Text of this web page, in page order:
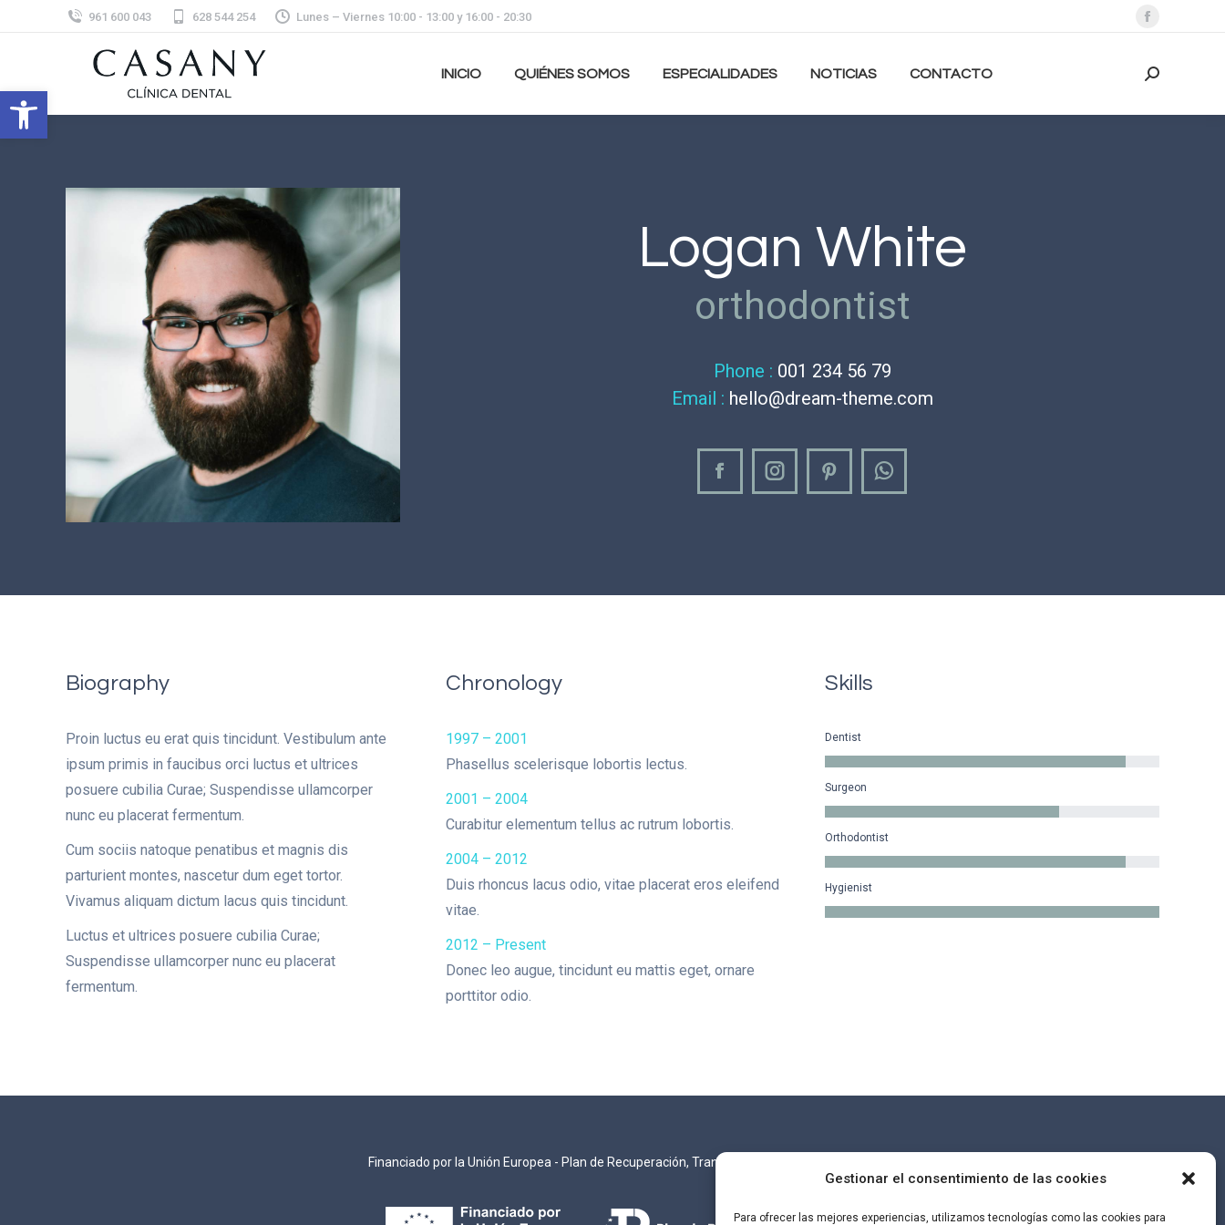
Abrir barra de herramientas
Gestionar el consentimiento de las cookies
Para ofrecer las mejores experiencias, utilizamos tecnologías como las cookies para
961 600 043 628 544 254 Lunes – Viernes 10:00 - 13:00 y 16:00 - 20:30
Abrir
en
INICIO QUIÉNES SOMOS ESPECIALIDADES NOTICIAS CONTACTO Buscar:
Logan White
orthodontist
Phone : 001 234 56 79
Email : hello@dream-theme.com
FacebookInstagramPinterestWhatsapp
Biography
Proin luctus eu erat quis tincidunt. Vestibulum ante
ipsum primis in faucibus orci luctus et ultrices
posuere cubilia Curae; Suspendisse ullamcorper
nunc eu placerat fermentum.
Cum sociis natoque penatibus et magnis dis
parturient montes, nascetur dum eget tortor.
Vivamus aliquam dictum lacus quis tincidunt.
Luctus et ultrices posuere cubilia Curae;
Suspendisse ullamcorper nunc eu placerat
fermentum.
Chronology
1997 – 2001
Phasellus scelerisque lobortis lectus.
2001 – 2004
Curabitur elementum tellus ac rutrum lobortis.
2004 – 2012
Duis rhoncus lacus odio, vitae placerat eros eleifend
vitae.
2012 – Present
Donec leo augue, tincidunt eu mattis eget, ornare
porttitor odio.
Skills
Dentist
Surgeon
Orthodontist
Hygienist
Financiado por la Unión Europea - Plan de Recuperación, Transformación y Resiliencia